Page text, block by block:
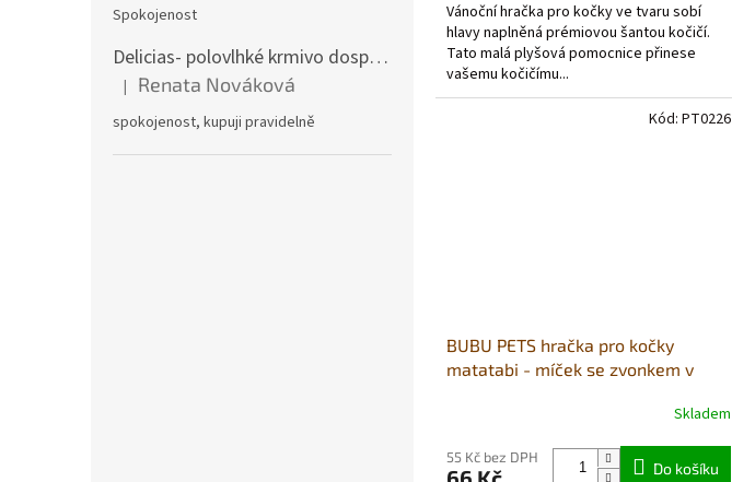
Spokojenost
Delicias- polovlhké krmivo dospělý pes 3Kg
Hodnocení produktu je 5 z 5 hvězdiček.
| Renata Nováková
spokojenost, kupuji pravidelně
Vánoční hračka pro kočky ve tvaru sobí
hlavy naplněná prémiovou šantou kočičí.
Tato malá plyšová pomocnice přinese
vašemu kočičímu...
BUBU PETS hračka pro kočky
matatabi - míček se zvonkem v
Skladem
55 Kč bez DPH
Do košíku
Kód: PT0226